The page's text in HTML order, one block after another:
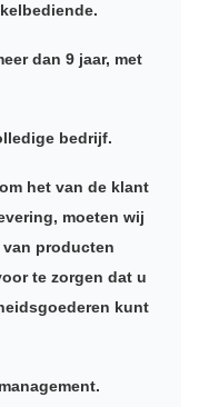
dan 9 jaar, met
bedrijf.
het van de klant
moeten wij
producten
te zorgen dat u
kunt